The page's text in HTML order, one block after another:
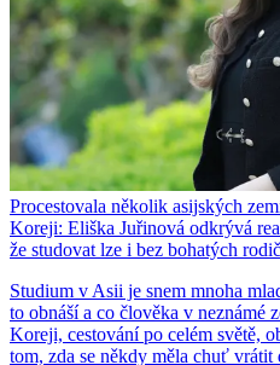
Procestovala několik asijských
Koreji: Eliška Juřinová odkrývá
že studovat lze i bez bohatých
Studium v ​​Asii je snem mnoha
to obnáší a co člověka v neznámé
Koreji, cestování po celém světě,
tom, zda se někdy měla chuť